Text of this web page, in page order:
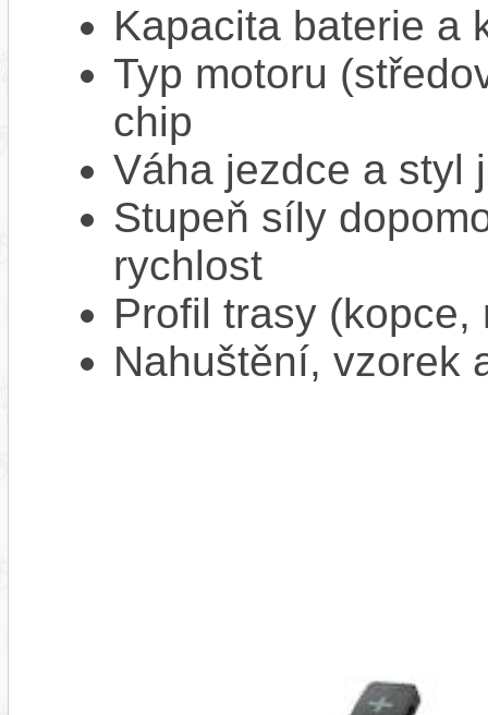
Kapacita baterie a
Typ motoru
chip
Váha jezdce a styl
Stupeň síly
rychlost
Profil trasy
Nahuštění, vzorek